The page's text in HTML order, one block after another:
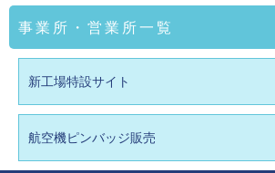
事業所・営業所一覧
新工場特設サイト
航空機ピンバッジ販売